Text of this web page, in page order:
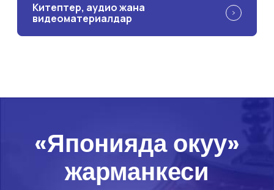
Китептер, аудио жана
видеоматериалдар
«Японияда окуу»
жарманкеси